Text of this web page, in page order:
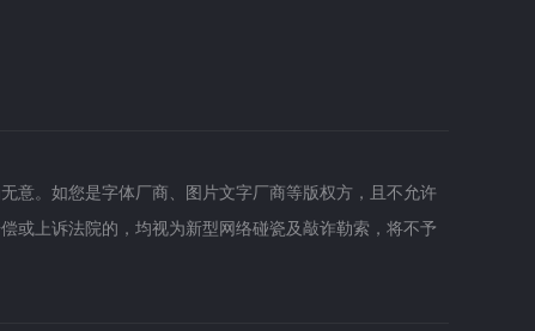
意。如您是字体厂商、图片文字厂商等版权方，且不允许
或上诉法院的，均视为新型网络碰瓷及敲诈勒索，将不予